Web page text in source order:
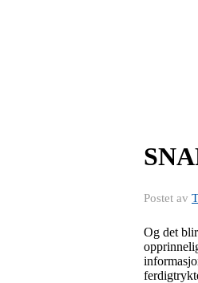
Postet av
Og det